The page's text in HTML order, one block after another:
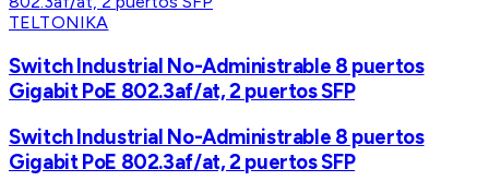
TELTONIKA
Switch Industrial No-Administrable 8 puertos
Gigabit PoE 802.3af/at, 2 puertos SFP
Switch Industrial No-Administrable 8 puertos
Gigabit PoE 802.3af/at, 2 puertos SFP